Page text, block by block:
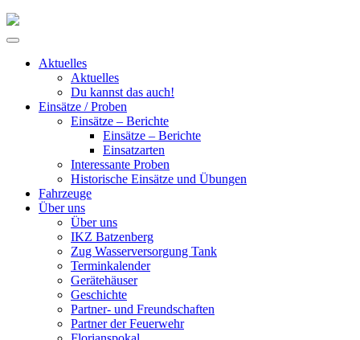
Skip
Primary
Aktuelles
Aktuelles
Du kannst das auch!
Einsätze / Proben
Einsätze – Berichte
Einsätze – Berichte
Einsatzarten
Interessante Proben
Historische Einsätze und Übungen
Fahrzeuge
Über uns
Über uns
IKZ Batzenberg
Zug Wasserversorgung Tank
Terminkalender
Gerätehäuser
Geschichte
Partner- und Freundschaften
Partner der Feuerwehr